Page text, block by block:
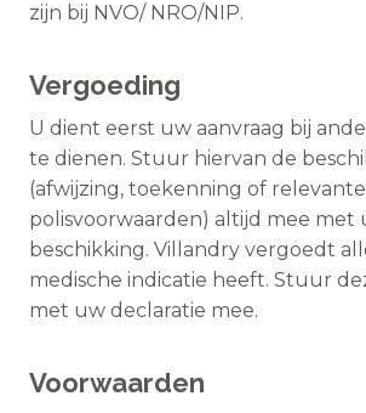
zijn bij NVO/ NRO/NIP.
Vergoeding
U dient eerst uw aanvraag bij
te dienen. Stuur hiervan de
(afwijzing, toekenning of relevante
polisvoorwaarden) altijd mee met
beschikking. Villandry vergoedt
medische indicatie heeft. Stuur
met uw declaratie mee.
Voorwaarden